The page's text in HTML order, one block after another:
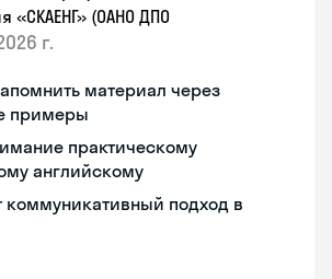
«СКАЕНГ» (ОАНО ДПО
г.
материал через
примеры
практическому
английскому
коммуникативный подход в